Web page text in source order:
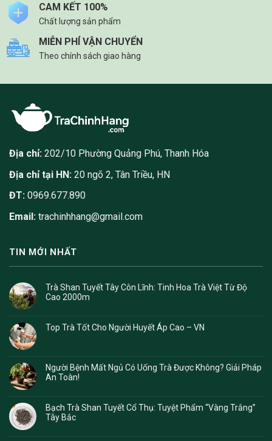
CAM KẾT 100%
Chất lượng sản phẩm
MIỄN PHÍ VẬN CHUYỂN
Theo chính sách giao hàng
Địa chỉ: 202/10 Phường Quảng Phú, Thanh Hóa
Địa chỉ tại HN: 20 ngõ 2, Tân Triều, HN
ĐT: 0969.677.890
Email: trachinhhang@gmail.com
TIN MỚI NHẤT
Trà Shan Tuyết Tây Côn Lĩnh: Tinh Hoa Trà Việt Từ Độ
Cao 2000m
Top Trà Tốt Cho Người Huyết Áp Cao – VN
Người Bệnh Mất Ngủ Có Uống Trà Được Không? Giải Pháp
An Toàn!
Bạch Trà Shan Tuyết Cổ Thụ: Tuyệt Phẩm “Vàng Trắng”
Tây Bắc